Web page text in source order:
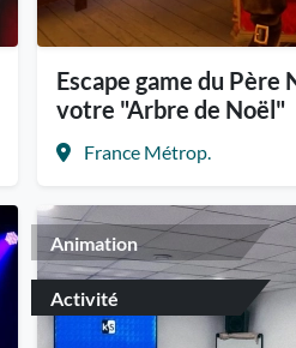
Escape game du Père
votre "Arbre de Noël"
France Métrop.
Animation
Activité